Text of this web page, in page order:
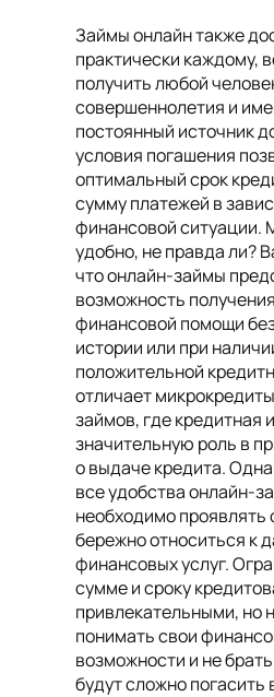
Займы онлайн также
практически каждому,
получить любой
совершеннолетия и
постоянный источник
условия погашения
оптимальный срок
сумму платежей в
финансовой ситуации.
удобно, не правда ли?
что онлайн-займы
возможность
финансовой помощи
истории или при
положительной
отличает
займов, где кредитная
значительную роль в
о выдаче кредита.
все удобства онлайн-
необходимо проявлять
бережно относиться к
финансовых услуг.
сумме и сроку
привлекательными, но
понимать свои
возможности и не
будут сложно погасить